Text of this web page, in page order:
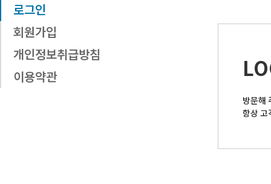
로그인
회원가입
개인정보취급방침
이용약관
방문해
항상 고